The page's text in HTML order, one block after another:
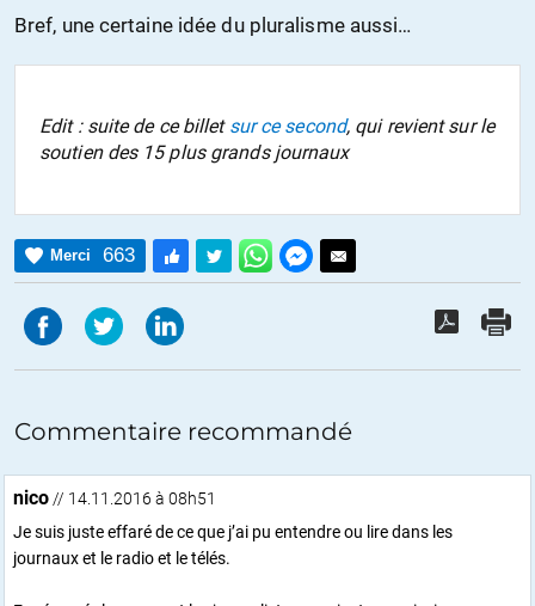
Bref, une certaine idée du pluralisme aussi…
Edit : suite de ce billet sur ce second, qui revient sur le
soutien des 15 plus grands journaux
Merci 663
Commentaire recommandé
nico // 14.11.2016 à 08h51
Je suis juste effaré de ce que j’ai pu entendre ou lire dans les
journaux et le radio et le télés.